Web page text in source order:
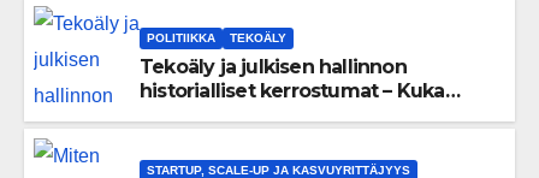
POLITIIKKA TEKOÄLY
Tekoäly ja julkisen hallinnon
historialliset kerrostumat – Kuka
STARTUP, SCALE-UP JA KASVUYRITTÄJYYS